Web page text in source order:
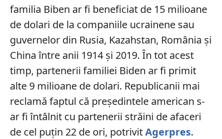
familia Biben ar fi beneficiat de 15 milioane
de dolari de la companiile ucrainene sau
guvernelor din Rusia, Kazahstan, România şi
China între anii 1914 şi 2019. În tot acest
timp, partenerii familiei Biden ar fi primit
alte 9 milioane de dolari. Republicanii mai
reclamă faptul că președintele american s-
ar fi întâlnit cu partenerii străini de afaceri
de cel puțin 22 de ori, potrivitAgerpres.